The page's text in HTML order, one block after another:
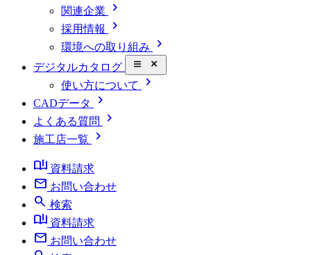
関連企業 chevron_right
採用情報 chevron_right
環境への取り組み chevron_right
デジタルカタログ close_small
使い方について chevron_right
CADデータ chevron_right
よくある質問 chevron_right
施工店一覧
chevron_right
book_ribbon 資料請求
mail お問い合わせ
search 検索
book_ribbon 資料請求
mail お問い合わせ